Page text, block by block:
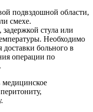
подвздошной области,
смехе.
стула или
Необходимо
больного в
операции по
медицинское